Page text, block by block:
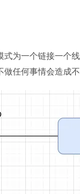
式为一个链接一个
任何事情会造成